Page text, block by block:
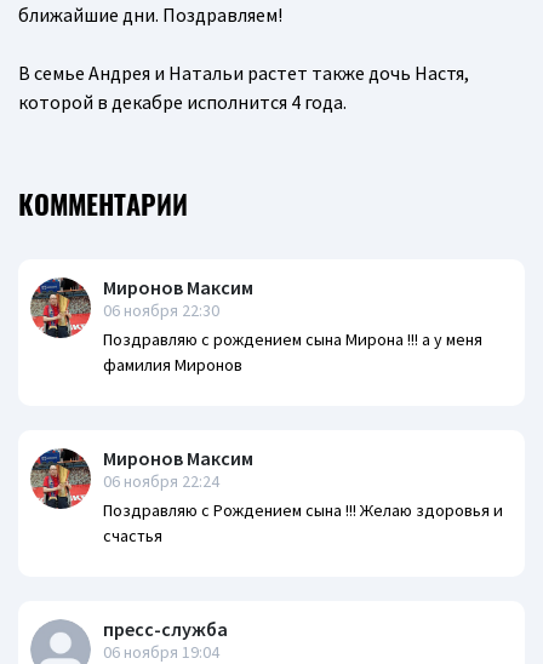
ближайшие дни. Поздравляем!
В семье Андрея и Натальи растет также дочь Настя,
которой в декабре исполнится 4 года.
КОММЕНТАРИИ
Миронов Максим
06 ноября 22:30
Поздравляю с рождением сына Мирона !!! а у меня
фамилия Миронов
Миронов Максим
06 ноября 22:24
Поздравляю с Рождением сына !!! Желаю здоровья и
счастья
пресс-служба
06 ноября 19:04